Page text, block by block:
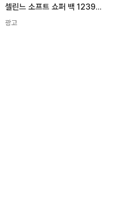
셀린느 소프트 쇼퍼 백 123912GXC
광고